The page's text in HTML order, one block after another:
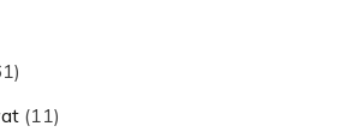
(11)